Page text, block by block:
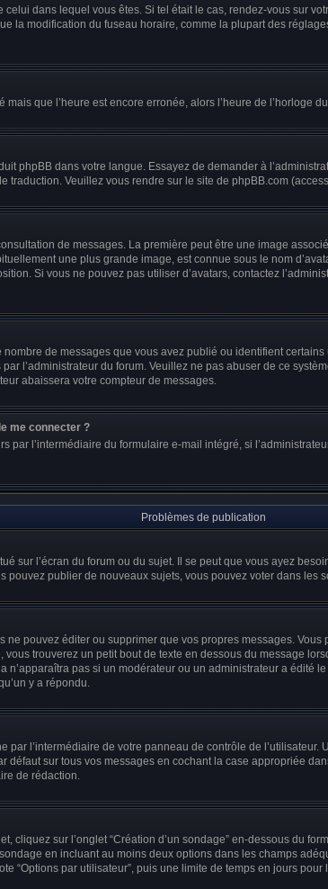
dans lequel vous êtes. Si tel était le cas, rendez-vous sur
la modification du fuseau horaire, comme la plupart des
que l’heure est encore erronée, alors l’heure de l’horloge
phpBB dans votre langue. Essayez de demander à
Veuillez vous rendre sur le site de phpBB.com
de messages. La première peut être une image
une plus grande image, est connue sous le nom
Si vous ne pouvez pas utiliser d’avatars, contactez
de messages que vous avez publié ou identifient
l’administrateur du forum. Veuillez ne pas abuser de ce
abaissera votre compteur de messages.
me connecter ?
l’intermédiaire du formulaire e-mail intégré, si
Problèmes de publication
sur l’écran du forum ou du sujet. Il se peut que vous ayez
pouvez publier de nouveaux sujets, vous pouvez voter dans les
pouvez éditer ou supprimer que vos propres messages.
trouverez un petit bout de texte en dessous du message
n’apparaîtra pas si un modérateur ou un administrateur a
y a répondu.
l’intermédiaire de votre panneau de contrôle de l’utilisateur.
sur tous vos messages en cochant la case appropriée
de rédaction.
cliquez sur l’onglet “Création d’un sondage” en-dessous du
en incluant au moins deux options dans les champs
“Options par utilisateur”, puis une limite de temps en jours